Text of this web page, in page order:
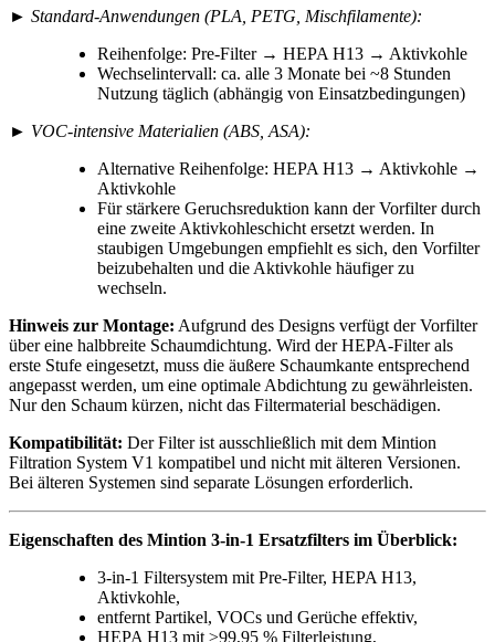
► Standard-Anwendungen (PLA, PETG, Mischfilamente):
Reihenfolge: Pre-Filter → HEPA H13 → Aktivkohle
Wechselintervall: ca. alle 3 Monate bei ~8 Stunden
Nutzung täglich (abhängig von Einsatzbedingungen)
► VOC-intensive Materialien (ABS, ASA):
Alternative Reihenfolge: HEPA H13 → Aktivkohle →
Aktivkohle
Für stärkere Geruchsreduktion kann der Vorfilter durch
eine zweite Aktivkohleschicht ersetzt werden. In
staubigen Umgebungen empfiehlt es sich, den Vorfilter
beizubehalten und die Aktivkohle häufiger zu
wechseln.
Hinweis zur Montage: Aufgrund des Designs verfügt der Vorfilter
über eine halbbreite Schaumdichtung. Wird der HEPA-Filter als
erste Stufe eingesetzt, muss die äußere Schaumkante entsprechend
angepasst werden, um eine optimale Abdichtung zu gewährleisten.
Nur den Schaum kürzen, nicht das Filtermaterial beschädigen.
Kompatibilität: Der Filter ist ausschließlich mit dem Mintion
Filtration System V1 kompatibel und nicht mit älteren Versionen.
Bei älteren Systemen sind separate Lösungen erforderlich.
Eigenschaften des Mintion 3-in-1 Ersatzfilters im Überblick:
3-in-1 Filtersystem mit Pre-Filter, HEPA H13,
Aktivkohle,
entfernt Partikel, VOCs und Gerüche effektiv,
HEPA H13 mit ≥99,95 % Filterleistung,